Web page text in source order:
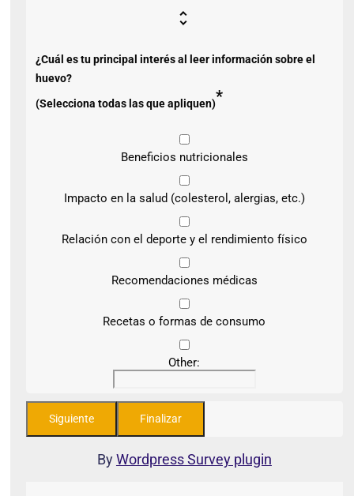
¿Cuál es tu principal interés al leer información sobre el
huevo?
(Selecciona todas las que apliquen)*
Beneficios nutricionales
Impacto en la salud (colesterol, alergias, etc.)
Relación con el deporte y el rendimiento físico
Recomendaciones médicas
Recetas o formas de consumo
Other:
ByWordpress Survey plugin